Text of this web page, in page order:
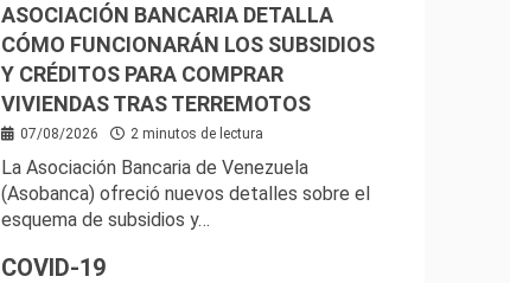
ASOCIACIÓN BANCARIA DETALLA
CÓMO FUNCIONARÁN LOS SUBSIDIOS
Y CRÉDITOS PARA COMPRAR
VIVIENDAS TRAS TERREMOTOS
07/08/2026 2 minutos de lectura
La Asociación Bancaria de Venezuela
(Asobanca) ofreció nuevos detalles sobre el
esquema de subsidios y…
COVID-19